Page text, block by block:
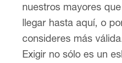
nuestros mayores
llegar hasta aquí, o
consideres más
Exigir no sólo es un